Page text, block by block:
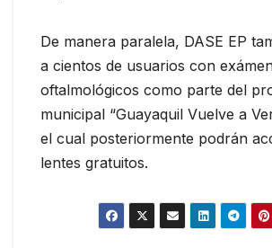
De manera paralela, DASE EP
a cientos de usuarios con
oftalmológicos como parte del
municipal “Guayaquil Vuelve a
el cual posteriormente podrán
lentes gratuitos.